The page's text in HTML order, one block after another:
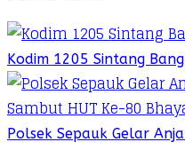
Kodim 1205 Sintang
Polsek Sepauk Gelar